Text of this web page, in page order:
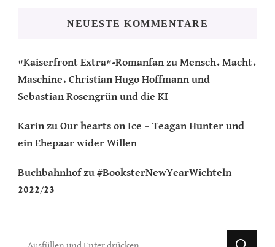
NEUESTE KOMMENTARE
"Kaiserfront Extra"-Romanfan zu Mensch. Macht.
Maschine. Christian Hugo Hoffmann und
Sebastian Rosengrün und die KI
Karin zu Our hearts on Ice – Teagan Hunter und
ein Ehepaar wider Willen
Buchbahnhofzu #BooksterNewYearWichteln
2022/23
Suchst